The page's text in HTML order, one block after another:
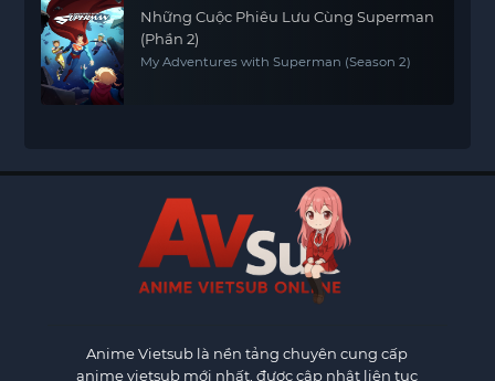
Những Cuộc Phiêu Lưu Cùng Superman
(Phần 2)
My Adventures with Superman (Season 2)
Anime Vietsub là nền tảng chuyên cung cấp
anime vietsub mới nhất, được cập nhật liên tục